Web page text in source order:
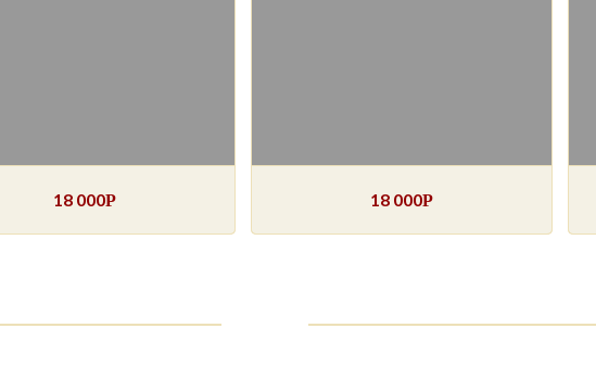
18 000Р 18 000Р